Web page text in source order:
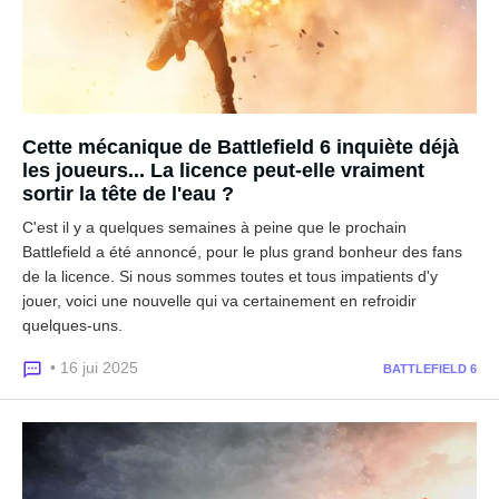
Cette mécanique de Battlefield 6 inquiète déjà
les joueurs... La licence peut-elle vraiment
sortir la tête de l'eau ?
C'est il y a quelques semaines à peine que le prochain
Battlefield a été annoncé, pour le plus grand bonheur des fans
de la licence. Si nous sommes toutes et tous impatients d'y
jouer, voici une nouvelle qui va certainement en refroidir
quelques-uns.
• 16 jui 2025 BATTLEFIELD 6